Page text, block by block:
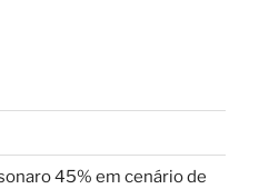
45% em cenário de